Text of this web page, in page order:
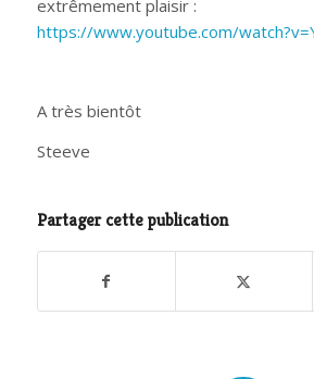
extrêmement plaisir :
https://www.youtube.com/
A très bientôt
Steeve
Partager cette publication